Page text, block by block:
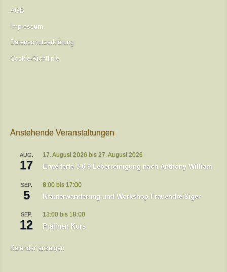
AGB
Impressum
Datenschutzerklärung
Cookie-Richtlinie
Anstehende Veranstaltungen
AUG.
17
17. August 2026 bis 27. August 2026
Erweiterte 3-6-9 Leberreinigung nach Anthony William
SEP.
5
8:00 bis 17:00
Kräuterwanderung und Workshop Frauendreißiger
SEP.
12
13:00 bis 18:00
Pralinen Kurs
Kalender anzeigen